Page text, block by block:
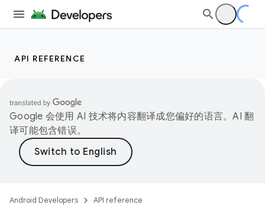
API REFERENCE
Google 会使用 AI 技术将内容翻译成您偏好的语言。AI 翻
译可能包含错误。
Android Developers API reference